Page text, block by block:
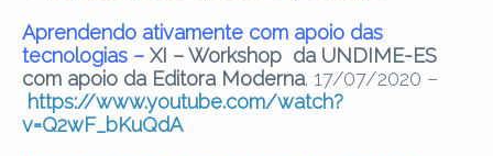
Aprendendo ativamente com apoio das
tecnologias – XI – Workshop da UNDIME-ES
com apoio da Editora Moderna. 17/07/2020 –
https://www.youtube.com/watch?
v=Q2wF_bKuQdA